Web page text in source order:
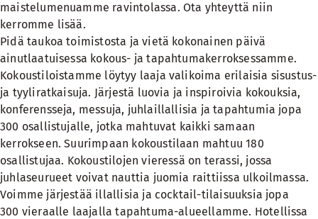
maistelumenuamme ravintolassa. Ota yhteyttä niin
kerromme lisää.
Pidä taukoa toimistosta ja vietä kokonainen päivä
ainutlaatuisessa kokous- ja tapahtumakerroksessamme.
Kokoustiloistamme löytyy laaja valikoima erilaisia sisustus-
ja tyyliratkaisuja. Järjestä luovia ja inspiroivia kokouksia,
konferensseja, messuja, juhlaillallisia ja tapahtumia jopa
300 osallistujalle, jotka mahtuvat kaikki samaan
kerrokseen. Suurimpaan kokoustilaan mahtuu 180
osallistujaa. Kokoustilojen vieressä on terassi, jossa
juhlaseurueet voivat nauttia juomia raittiissa ulkoilmassa.
Voimme järjestää illallisia ja cocktail-tilaisuuksia jopa
300 vieraalle laajalla tapahtuma-alueellamme. Hotellissa